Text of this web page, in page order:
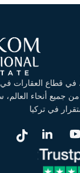
في قطاع العقارات
من جميع أنحاء
في تركيا